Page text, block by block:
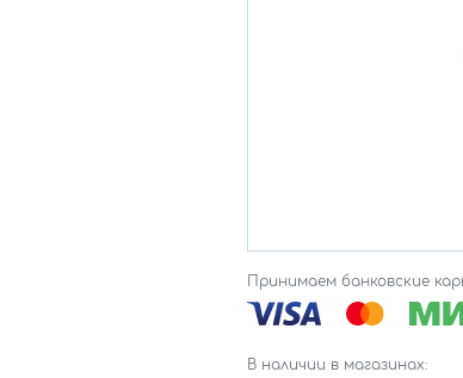
Принимаем банковские
В наличии в магазинах: